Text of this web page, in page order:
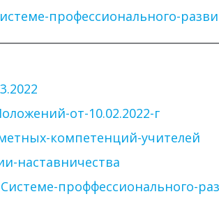
профессионального-
от-10.02.2022-г
компетенций-учителей
наставничества
проффессионального-